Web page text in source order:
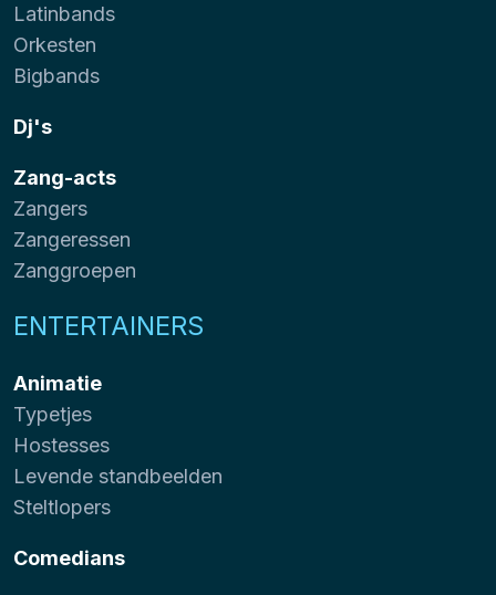
Latinbands
Orkesten
Bigbands
Dj's
Zang-acts
Zangers
Zangeressen
Zanggroepen
ENTERTAINERS
Animatie
Typetjes
Hostesses
Levende standbeelden
Steltlopers
Comedians